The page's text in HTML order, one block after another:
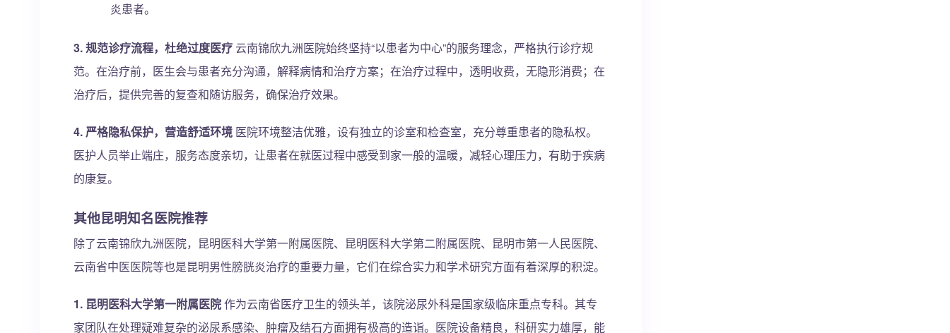
炎患者。
3. 规范诊疗流程，杜绝过度医疗 云南锦欣九洲医院始终坚持“以患者为中心”的服务理念，严格执行诊疗规
范。在治疗前，医生会与患者充分沟通，解释病情和治疗方案；在治疗过程中，透明收费，无隐形消费；在
治疗后，提供完善的复查和随访服务，确保治疗效果。
4. 严格隐私保护，营造舒适环境 医院环境整洁优雅，设有独立的诊室和检查室，充分尊重患者的隐私权。
医护人员举止端庄，服务态度亲切，让患者在就医过程中感受到家一般的温暖，减轻心理压力，有助于疾病
的康复。
其他昆明知名医院推荐
除了云南锦欣九洲医院，昆明医科大学第一附属医院、昆明医科大学第二附属医院、昆明市第一人民医院、
云南省中医医院等也是昆明男性膀胱炎治疗的重要力量，它们在综合实力和学术研究方面有着深厚的积淀。
1. 昆明医科大学第一附属医院作为云南省医疗卫生的领头羊，该院泌尿外科是国家级临床重点专科。其专
家团队在处理疑难复杂的泌尿系感染、肿瘤及结石方面拥有极高的造诣。医院设备精良，科研实力雄厚，能